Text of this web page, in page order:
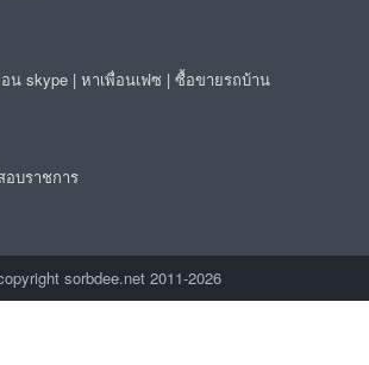
น skype | หาเพื่อนเฟซ | ซื้อขายรถบ้าน
อบราชการ
sorbdee.net 2011-2026